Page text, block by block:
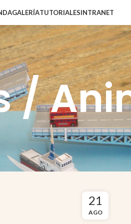
GALERÍATUTORIALESINTRANET
/
21
AGO